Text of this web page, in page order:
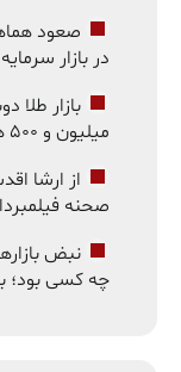
صعود
در بازار
میلیون و ۵۰۰ هزار تومان شد
صحنه
چه کسی بود؛